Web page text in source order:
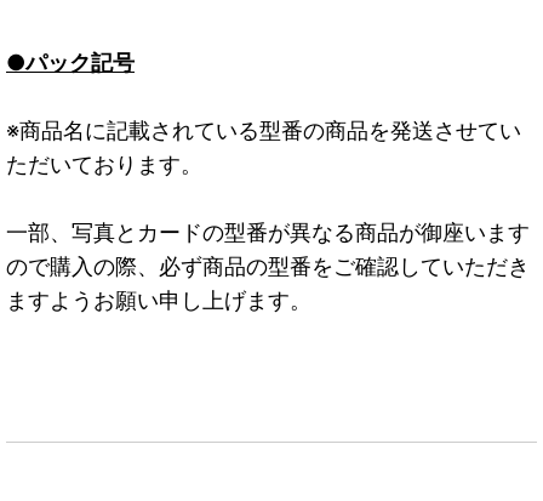
●パック記号
※商品名に記載されている型番の商品を発送させてい
ただいております。
一部、写真とカードの型番が異なる商品が御座います
ので購入の際、必ず商品の型番をご確認していただき
ますようお願い申し上げます。